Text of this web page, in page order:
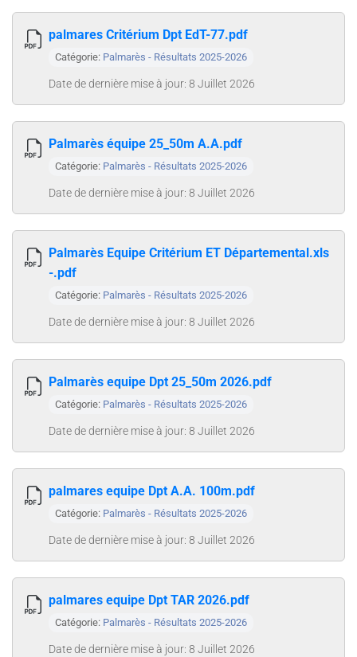
palmares Critérium Dpt EdT-77.pdf
Catégorie: Palmarès - Résultats 2025-2026
Date de dernière mise à jour: 8 Juillet 2026
Palmarès équipe 25_50m A.A.pdf
Catégorie: Palmarès - Résultats 2025-2026
Date de dernière mise à jour: 8 Juillet 2026
Palmarès Equipe Critérium ET Départemental.xls
-.pdf
Catégorie: Palmarès - Résultats 2025-2026
Date de dernière mise à jour: 8 Juillet 2026
Palmarès equipe Dpt 25_50m 2026.pdf
Catégorie: Palmarès - Résultats 2025-2026
Date de dernière mise à jour: 8 Juillet 2026
palmares equipe Dpt A.A. 100m.pdf
Catégorie: Palmarès - Résultats 2025-2026
Date de dernière mise à jour: 8 Juillet 2026
palmares equipe Dpt TAR 2026.pdf
Catégorie: Palmarès - Résultats 2025-2026
Date de dernière mise à jour: 8 Juillet 2026